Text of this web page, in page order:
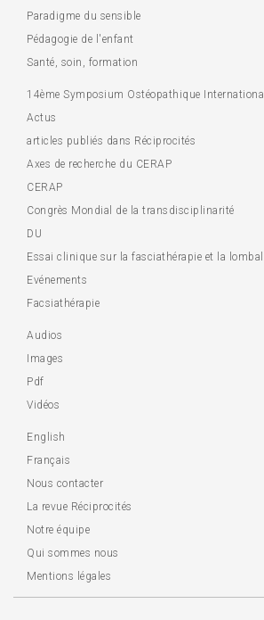
Paradigme du sensible
Pédagogie de l'enfant
Santé, soin, formation
14ème Symposium Ostéopathique International
Actus
articles publiés dans Réciprocités
Axes de recherche du CERAP
CERAP
Congrès Mondial de la transdisciplinarité
DU
Essai clinique sur la fasciathérapie et la
Evénements
Facsiathérapie
Audios
Images
Pdf
Vidéos
English
Français
Nous contacter
La revue Réciprocités
Notre équipe
Qui sommes nous
Mentions légales